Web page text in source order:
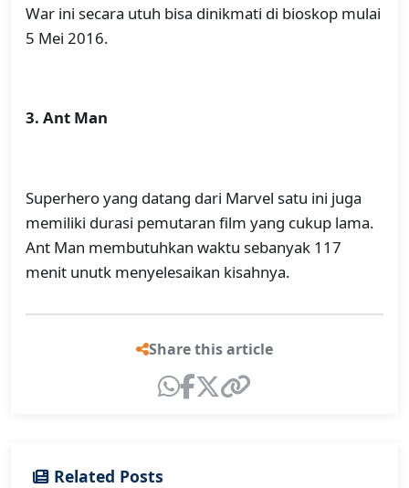
War ini secara utuh bisa dinikmati di bioskop mulai
5 Mei 2016.
3. Ant Man
Superhero yang datang dari Marvel satu ini juga
memiliki durasi pemutaran film yang cukup lama.
Ant Man membutuhkan waktu sebanyak 117
menit unutk menyelesaikan kisahnya.
Share this article
Related Posts